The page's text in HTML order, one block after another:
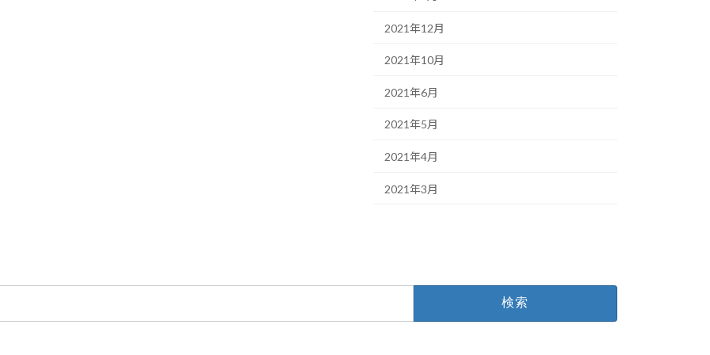
2021年12月
2021年10月
2021年6月
2021年5月
2021年4月
2021年3月